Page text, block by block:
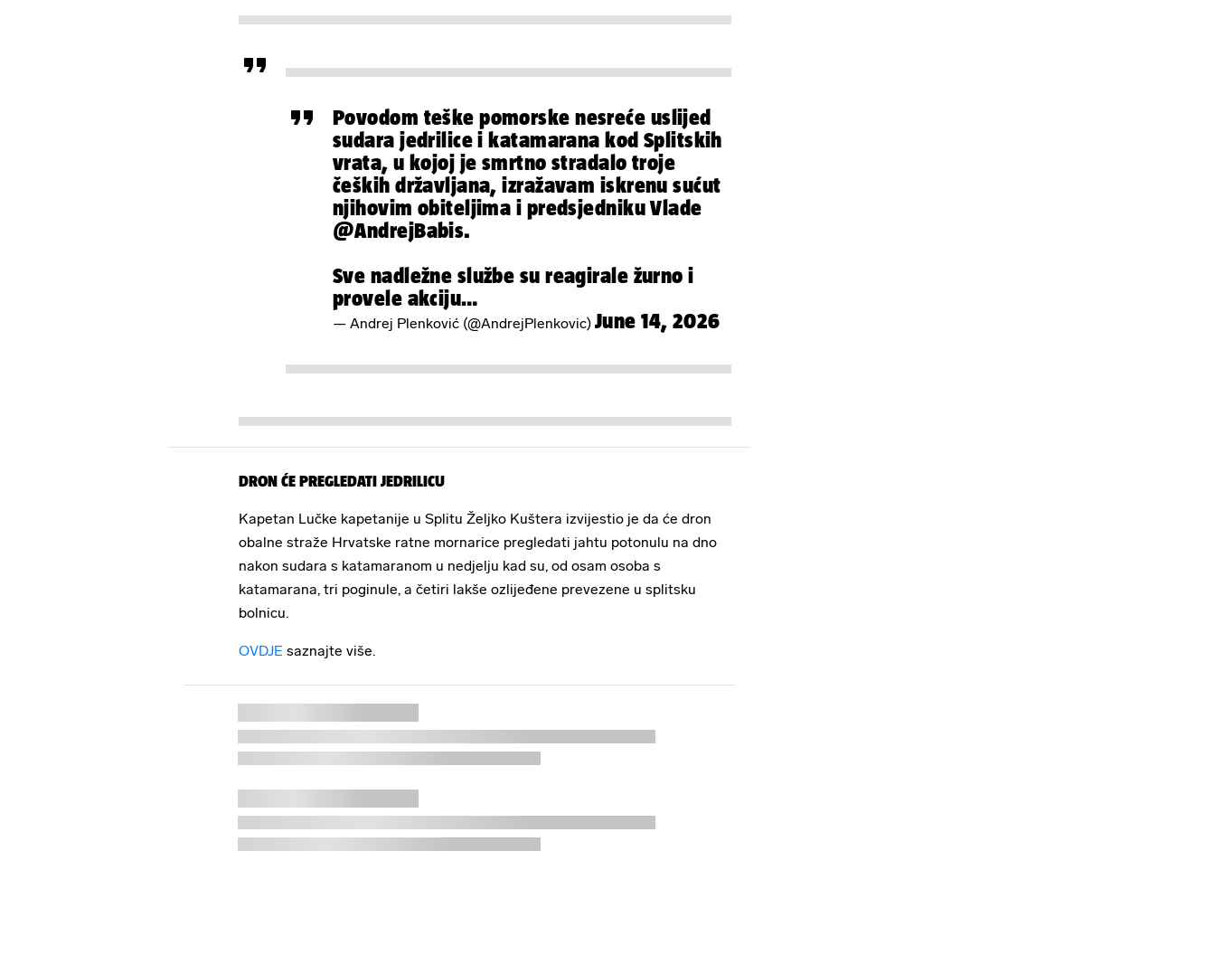
Povodom teške pomorske nesreće uslijed
sudara jedrilice i katamarana kod Splitskih
vrata, u kojoj je smrtno stradalo troje
čeških državljana, izražavam iskrenu sućut
njihovim obiteljima i predsjedniku Vlade
@AndrejBabis.
Sve nadležne službe su reagirale žurno i
provele akciju…
— Andrej Plenković (@AndrejPlenkovic) June 14, 2026
DRON ĆE PREGLEDATI JEDRILICU
Kapetan Lučke kapetanije u Splitu Željko Kuštera izvijestio je da će dron
obalne straže Hrvatske ratne mornarice pregledati jahtu potonulu na dno
nakon sudara s katamaranom u nedjelju kad su, od osam osoba s
katamarana, tri poginule, a četiri lakše ozlijeđene prevezene u splitsku
bolnicu.
OVDJE saznajte više.